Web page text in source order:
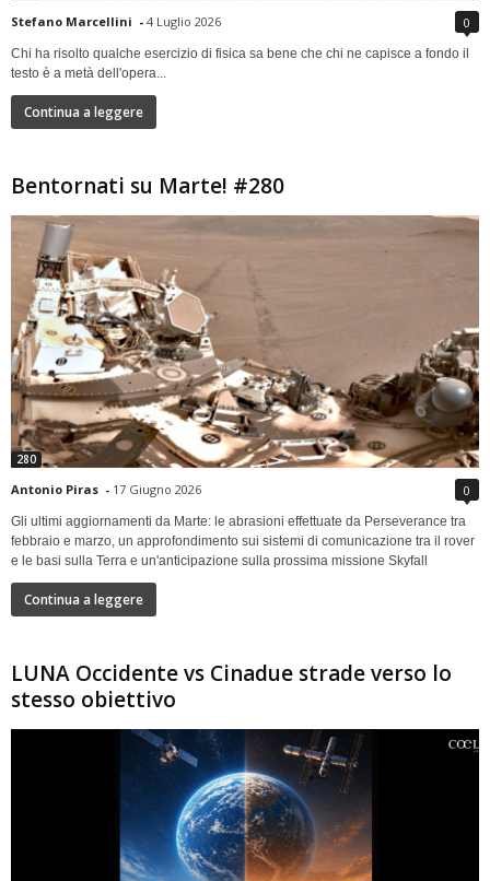
Stefano Marcellini - 4 Luglio 2026 0
Chi ha risolto qualche esercizio di fisica sa bene che chi ne capisce a fondo il
testo è a metà dell'opera...
Continua a leggere
Bentornati su Marte! #280
280
Antonio Piras - 17 Giugno 2026 0
Gli ultimi aggiornamenti da Marte: le abrasioni effettuate da Perseverance tra
febbraio e marzo, un approfondimento sui sistemi di comunicazione tra il rover
e le basi sulla Terra e un'anticipazione sulla prossima missione Skyfall
Continua a leggere
LUNA Occidente vs Cinadue strade verso lo
stesso obiettivo